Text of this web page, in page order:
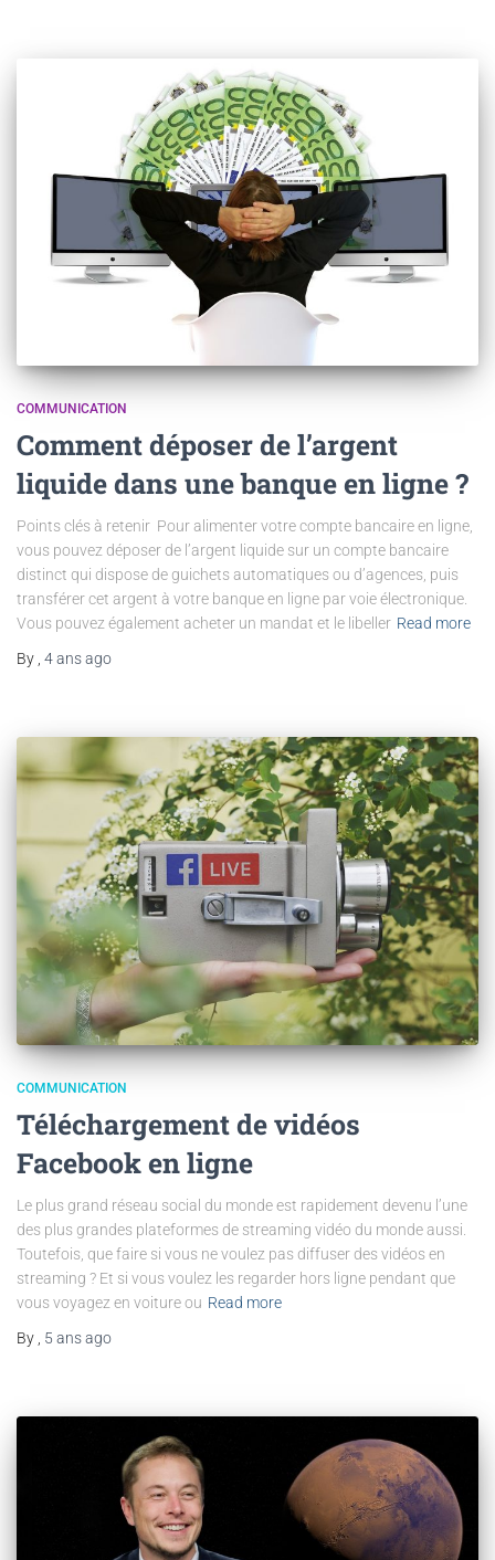
COMMUNICATION
Comment déposer de l’argent
liquide dans une banque en ligne ?
Points clés à retenir Pour alimenter votre compte bancaire en ligne,
vous pouvez déposer de l’argent liquide sur un compte bancaire
distinct qui dispose de guichets automatiques ou d’agences, puis
transférer cet argent à votre banque en ligne par voie électronique.
Vous pouvez également acheter un mandat et le libeller Read more
By 4 ansago
COMMUNICATION
Téléchargement de vidéos
Facebook en ligne
Le plus grand réseau social du monde est rapidement devenu l’une
des plus grandes plateformes de streaming vidéo du monde aussi.
Toutefois, que faire si vous ne voulez pas diffuser des vidéos en
streaming ? Et si vous voulez les regarder hors ligne pendant que
vous voyagez en voiture ou Read more
By
5 ansago